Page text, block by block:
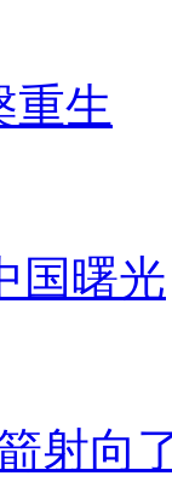
重生
国曙光
射向